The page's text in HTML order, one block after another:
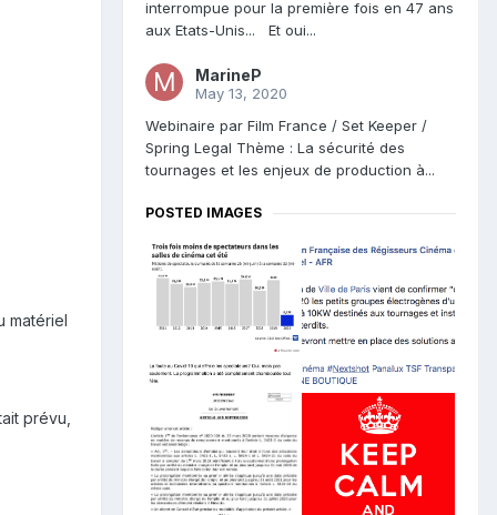
matériel
prévu,
interrompue pour la première fois en 47 ans
aux Etats-Unis... Et oui...
MarineP
May 13, 2020
Webinaire par Film France / Set Keeper /
Spring Legal Thème : La sécurité des
tournages et les enjeux de production à...
POSTED IMAGES